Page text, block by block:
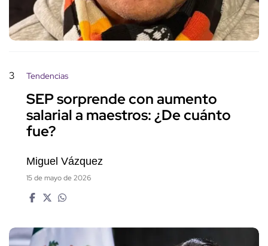
3 Tendencias
SEP sorprende con aumento
salarial a maestros: ¿De cuánto
fue?
Miguel Vázquez
15 de mayo de 2026